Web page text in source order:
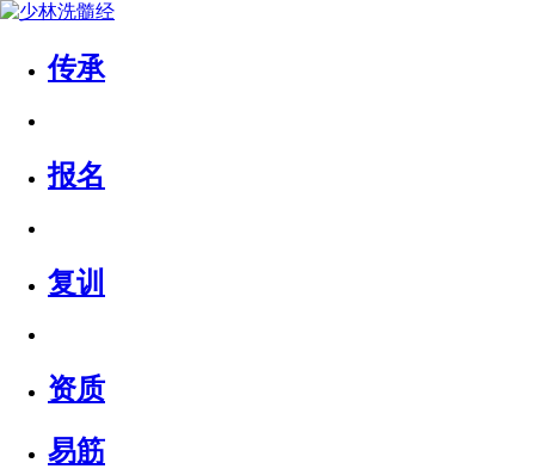
传承
报名
复训
资质
易筋